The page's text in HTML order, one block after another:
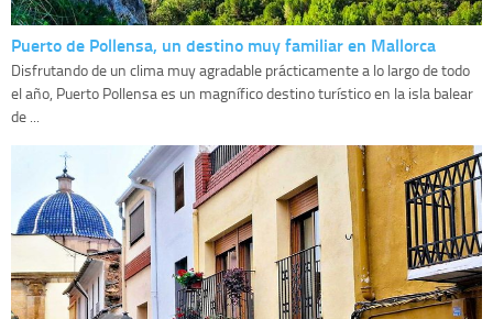
Puerto de Pollensa, un destino muy familiar en Mallorca
Disfrutando de un clima muy agradable prácticamente a lo largo de todo
el año, Puerto Pollensa es un magnífico destino turístico en la isla balear
de ...